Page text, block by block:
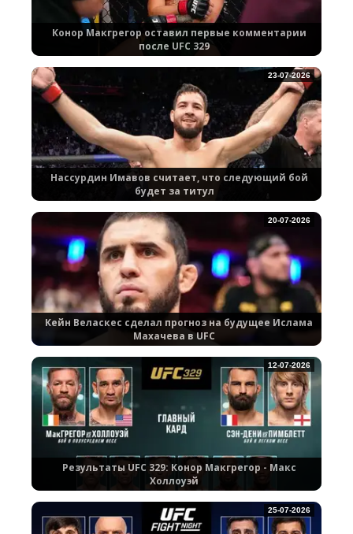
Конор Макгрегор оставил первые комментарии
после UFC 329
Нассурдин Имавов считает, что следующий бой
будет за титул
23-07-2026
Кейн Веласкес сделал прогноз на будущее Ислама
Махачева в UFC
20-07-2026
Результаты UFC 329: Конор Макгрегор - Макс
Холлоуэй
12-07-2026
25-07-2026